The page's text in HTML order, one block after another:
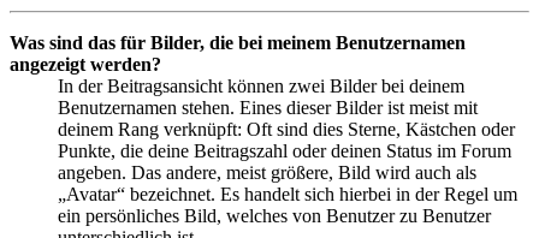
Was sind das für Bilder, die bei meinem Benutzernamen
angezeigt werden?
In der Beitragsansicht können zwei Bilder bei deinem
Benutzernamen stehen. Eines dieser Bilder ist meist mit
deinem Rang verknüpft: Oft sind dies Sterne, Kästchen oder
Punkte, die deine Beitragszahl oder deinen Status im Forum
angeben. Das andere, meist größere, Bild wird auch als
„Avatar“ bezeichnet. Es handelt sich hierbei in der Regel um
ein persönliches Bild, welches von Benutzer zu Benutzer